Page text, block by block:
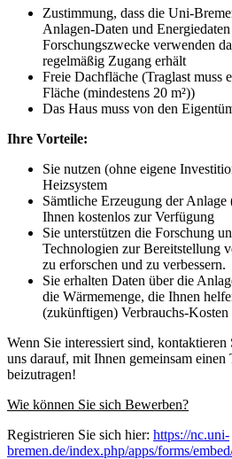
Zustimmung, dass die Uni-
Anlagen-Daten und
Forschungszwecke verwenden
regelmäßig Zugang erhält
Freie Dachfläche (Traglast muss
Fläche (mindestens 20 m²))
Das Haus muss von den
Ihre Vorteile:
Sie nutzen (ohne eigene
Heizsystem
Sämtliche Erzeugung der Anlage
Ihnen kostenlos zur Verfügung
Sie unterstützen die Forschung
Technologien zur Bereitstellung
zu erforschen und zu verbessern.
Sie erhalten Daten über die
die Wärmemenge, die Ihnen
(zukünftigen) Verbrauchs-Kosten
Wenn Sie interessiert sind,
uns darauf, mit Ihnen gemeinsam
beizutragen!
Wie können Sie sich Bewerben?
Registrieren Sie sich hier: https://nc.uni-
bremen.de/index.php/apps/forms/